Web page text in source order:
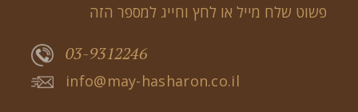
פשוט שלח מייל או לחץ וחייג למספר הזה
03-9312246
info@may-hasharon.co.il